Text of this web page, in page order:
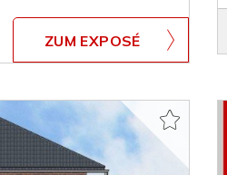
ZUM EXPOSÉ